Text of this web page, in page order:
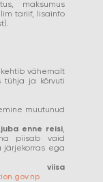
maksumus
tariif, lisainfo
vähemalt
tühja ja kõrvuti
muutunud
enne reisi,
piisab vaid
järjekorras ega
viisa